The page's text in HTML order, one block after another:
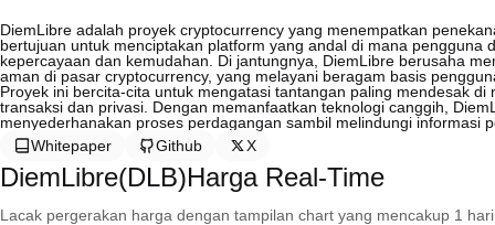
DiemLibre adalah proyek cryptocurrency yang menempatkan
bertujuan untuk menciptakan platform yang andal di mana
kepercayaan dan kemudahan. Di jantungnya, DiemLibre berusaha
aman di pasar cryptocurrency, yang melayani beragam basis
Proyek ini bercita-cita untuk mengatasi tantangan paling mendesak
transaksi dan privasi. Dengan memanfaatkan teknologi canggih,
menyederhanakan proses perdagangan sambil melindungi informasi
Whitepaper
Github X
DiemLibre(DLB)Harga Real-Time
Lacak pergerakan harga dengan tampilan chart yang mencakup 1